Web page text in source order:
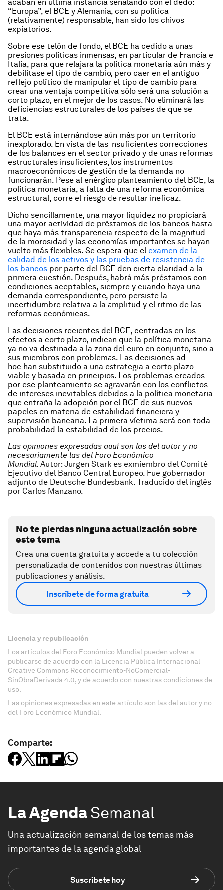
acaban en última instancia señalando con el dedo:
“Europa”, el BCE y Alemania, con su política
(relativamente) responsable, han sido los chivos
expiatorios.
Sobre ese telón de fondo, el BCE ha cedido a unas
presiones políticas inmensas, en particular de Francia e
Italia, para que relajara la política monetaria aún más y
debilitase el tipo de cambio, pero caer en el antiguo
reflejo político de manipular el tipo de cambio para
crear una ventaja competitiva sólo será una solución a
corto plazo, en el mejor de los casos. No eliminará las
deficiencias estructurales de los países de que se
trata.
El BCE está internándose aún más por un territorio
inexplorado. En vista de las insuficientes correcciones
de los balances en el sector privado y de unas reformas
estructurales insuficientes, los instrumentos
macroeconómicos de gestión de la demanda no
funcionarán. Pese al enérgico planteamiento del BCE, la
política monetaria, a falta de una reforma económica
estructural, corre el riesgo de resultar ineficaz.
Dicho sencillamente, una mayor liquidez no propiciará
una mayor actividad de préstamos de los bancos hasta
que haya más transparencia respecto de la magnitud
de la morosidad y las economías importantes se hayan
vuelto más flexibles. Se espera que el examen de la
calidad de los activos y las pruebas de resistencia de
los bancos por parte del BCE den cierta claridad a la
primera cuestión. Después, habrá más préstamos con
condiciones aceptables, siempre y cuando haya una
demanda correspondiente, pero persiste la
incertidumbre relativa a la amplitud y el ritmo de las
reformas económicas.
Las decisiones recientes del BCE, centradas en los
efectos a corto plazo, indican que la política monetaria
ya no va destinada a la zona del euro en conjunto, sino a
sus miembros con problemas. Las decisiones ad
hoc han substituido a una estrategia a corto plazo
viable y basada en principios. Los problemas creados
por ese planteamiento se agravarán con los conflictos
de intereses inevitables debidos a la política monetaria
que entraña la adopción por el BCE de sus nuevos
papeles en materia de estabilidad financiera y
supervisión bancaria. La primera víctima será con toda
probabilidad la estabilidad de los precios.
Las opiniones expresadas aquí son las del autor y no
necesariamente las del Foro Económico
Mundial. Autor: Jürgen Stark es exmiembro del Comité
Ejecutivo del Banco Central Europeo. Fue gobernador
adjunto de Deutsche Bundesbank. Traducido del inglés
por Carlos Manzano.
No te pierdas ninguna actualización sobre
este tema
Crea una cuenta gratuita y accede a tu colección
personalizada de contenidos con nuestras últimas
publicaciones y análisis.
Inscríbete de forma gratuita
Licencia y republicación
Los artículos del Foro Económico Mundial pueden volver a
publicarse de acuerdo con la Licencia Pública Internacional
Creative Commons Reconocimiento-NoComercial-
SinObraDerivada 4.0, y de acuerdo con nuestras condiciones de
uso.
Las opiniones expresadas en este artículo son las del autor y no
del Foro Económico Mundial.
Comparte:
La AgendaSemanal
Una actualización semanal de los temas más
importantes de la agenda global
Suscríbete hoy